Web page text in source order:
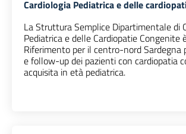
Cardiologia Pediatrica e delle
La Struttura Semplice Dipartimentale di
Pediatrica e delle Cardiopatie Congenite
Riferimento per il centro-nord Sardegna
e follow-up dei pazienti con cardiopatia
acquisita in età pediatrica.